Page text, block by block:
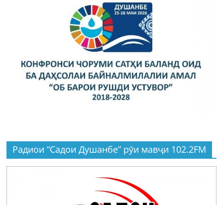
Радиои “Садои Душанбе” рӯи мавҷи 102.2FM